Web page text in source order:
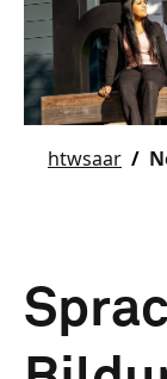
htwsaar